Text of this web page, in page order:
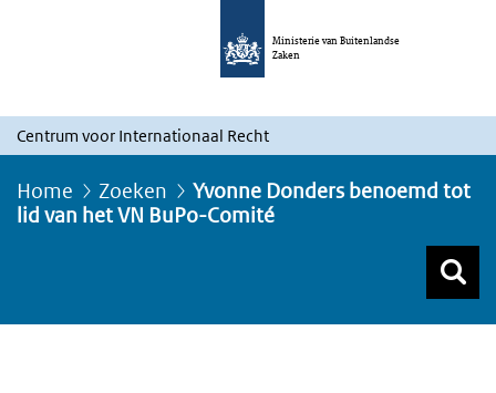
Ministerie van Buitenlandse
Zaken
Centrum voor Internationaal Recht
Home Zoeken
Yvonne Donders benoemd tot
lid van het VN BuPo-Comité